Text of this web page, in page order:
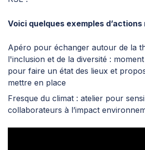
Voici quelques exemples d’actions
Apéro pour échanger autour de la
l'inclusion et de la diversité :
pour faire un état des lieux et
mettre en place
Fresque du climat : atelier pour
collaborateurs à l’impact